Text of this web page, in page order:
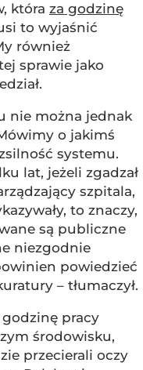
która za godzinę
to wyjaśnić
również
sprawie jako
nie można jednak
o jakimś
systemu.
lat, jeżeli zgadzał
szpitala,
to znaczy,
są publiczne
niezgodnie
powiedzieć
– tłumaczył.
godzinę pracy
środowisku,
przecierali oczy